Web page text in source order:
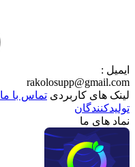
ایمیل :
rakolosupp@gmail.com
لینک های کاربردی تماس با ما
تولیدکنندگان
نماد های ما